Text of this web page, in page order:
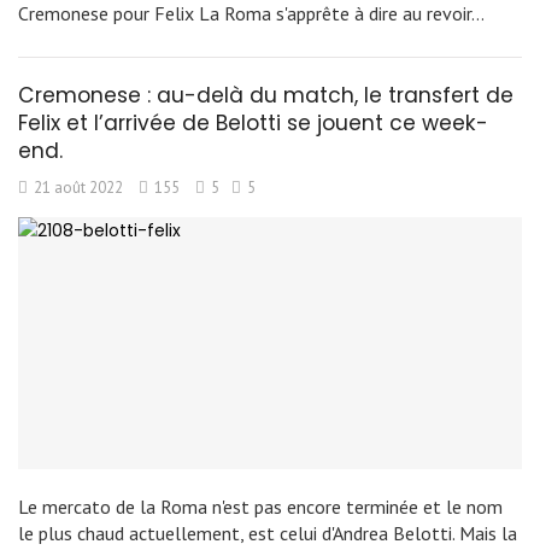
Cremonese pour Felix La Roma s'apprête à dire au revoir…
Cremonese : au-delà du match, le transfert de
Felix et l’arrivée de Belotti se jouent ce week-
end.
21 août 2022 155 5 5
Le mercato de la Roma n'est pas encore terminée et le nom
le plus chaud actuellement, est celui d'Andrea Belotti. Mais la